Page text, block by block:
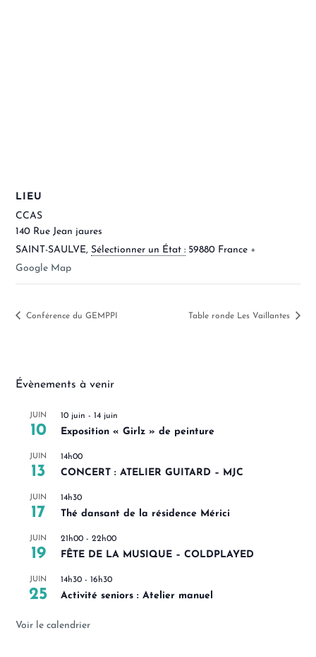
LIEU
CCAS
140 Rue Jean jaures
SAINT-SAULVE, Sélectionner un État : 59880 France +
Google Map
Conférence du GEMPPI Table ronde Les Vaillantes
Évènements à venir
JUIN
10
10 juin - 14 juin
Exposition « Girlz » de peinture
JUIN
13
14h00
CONCERT : ATELIER GUITARD – MJC
JUIN
17
14h30
Thé dansant de la résidence Mérici
JUIN
19
21h00 -22h00
FÊTE DE LA MUSIQUE – COLDPLAYED
JUIN
25
14h30 - 16h30
Activité seniors : Atelier manuel
Voir le calendrier